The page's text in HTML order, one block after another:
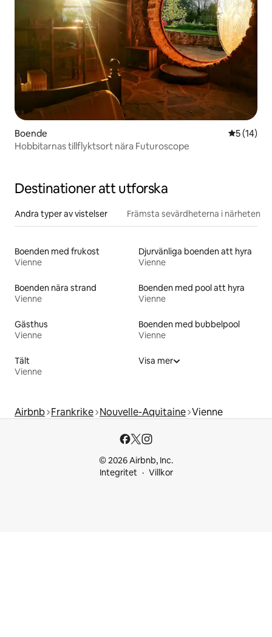
Boende 5 av 5 i
5 (14)
Hobbitarnas tillflyktsort nära Futuroscope
Destinationer att utforska
Andra typer av vistelser Främsta sevärdheterna i närheten
Boenden med frukost
Vienne
Djurvänliga boenden att hyra
Vienne
Boenden nära strand
Vienne
Boenden med pool att hyra
Vienne
Gästhus
Vienne
Boenden med bubbelpool
Vienne
Tält
Vienne
Visa mer
Airbnb Frankrike Nouvelle-Aquitaine Vienne
© 2026 Airbnb, Inc.
Integritet
Villkor